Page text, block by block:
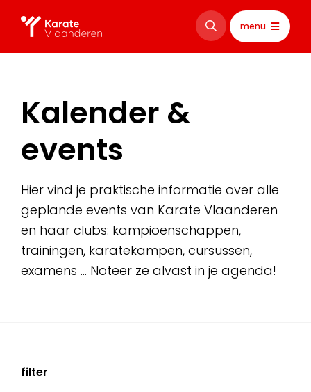
menu
Kalender &
events
Hier vind je praktische informatie over alle
geplande events van Karate Vlaanderen
en haar clubs: kampioenschappen,
trainingen, karatekampen, cursussen,
examens … Noteer ze alvast in je agenda!
filter